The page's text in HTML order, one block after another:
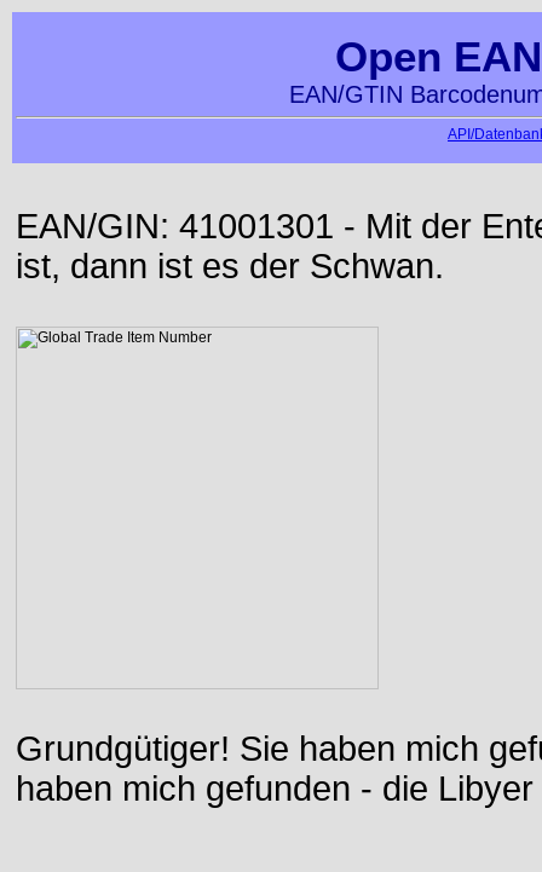
Open
EAN/GTIN
API/
EAN/GIN: 41001301 - Mit der
ist, dann ist es der Schwan.
Grundgütiger! Sie haben mich
haben mich gefunden - die